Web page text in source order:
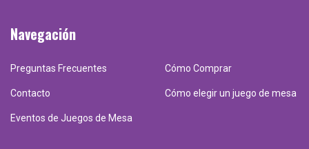
Navegación
Preguntas Frecuentes Cómo Comprar
Contacto Cómo elegir un juego de mesa
Eventos de Juegos de Mesa